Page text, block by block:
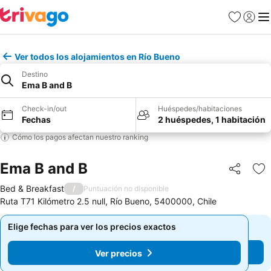
Favoritos
Iniciar
Ver todos los alojamientos en Río Bueno
Destino
Ema B and B
Check-in/out
Fechas
Huéspedes/habitaciones
2 huéspedes, 1 habitación
Cómo los pagos afectan nuestro ranking
Ema B and B Compartir
Bed & Breakfast / Puntuación no disponible
Ruta T71 Kilómetro 2.5 null, Río Bueno, 5400000, Chile
Elige fechas para ver los precios exactos
Ver precios
Elige fechas para ver los precios exactos
Ver precios